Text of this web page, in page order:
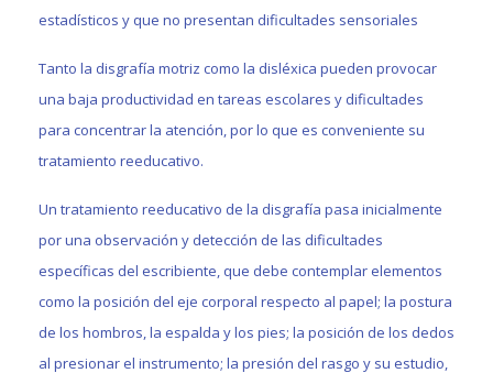
estadísticos y que no presentan dificultades sensoriales
Tanto la disgrafía motriz como la disléxica pueden provocar
una baja productividad en tareas escolares y dificultades
para concentrar la atención, por lo que es conveniente su
tratamiento reeducativo.
Un tratamiento reeducativo de la disgrafía pasa inicialmente
por una observación y detección de las dificultades
específicas del escribiente, que debe contemplar elementos
como la posición del eje corporal respecto al papel; la postura
de los hombros, la espalda y los pies; la posición de los dedos
al presionar el instrumento; la presión del rasgo y su estudio,